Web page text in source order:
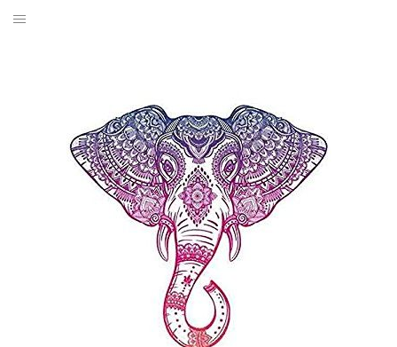
Skip
SEYAHAT REHBERI